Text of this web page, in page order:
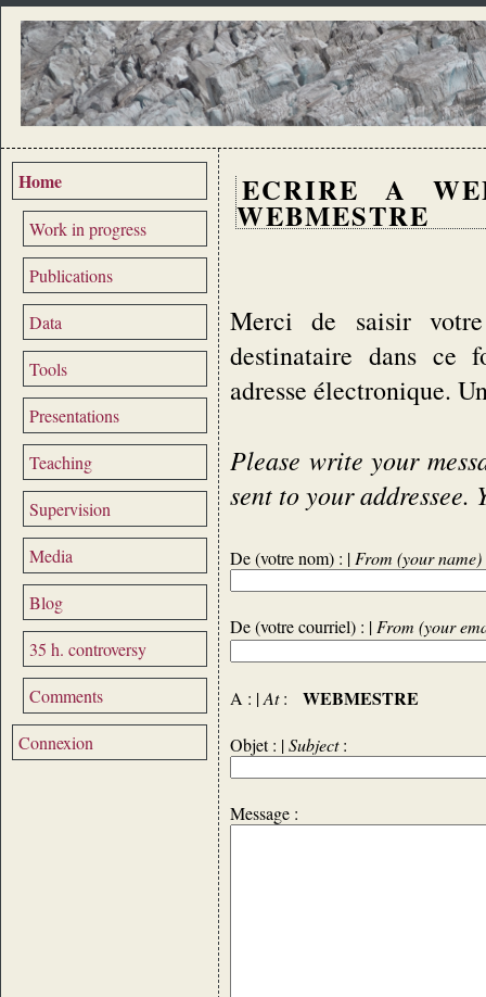
Home
Work in progress
Publications
Data
Tools
Presentations
Teaching
Supervision
Media
Blog
35 h. controversy
Comments
Connexion
ECRIRE A
WEBMESTRE
Merci de saisir
destinataire dans ce
adresse électronique.
Please write your
sent to your addressee.
De (votre nom) : | From (your name)
De (votre courriel) : | From (your
A : |At: WEBMESTRE
Objet : |Subject:
Message :